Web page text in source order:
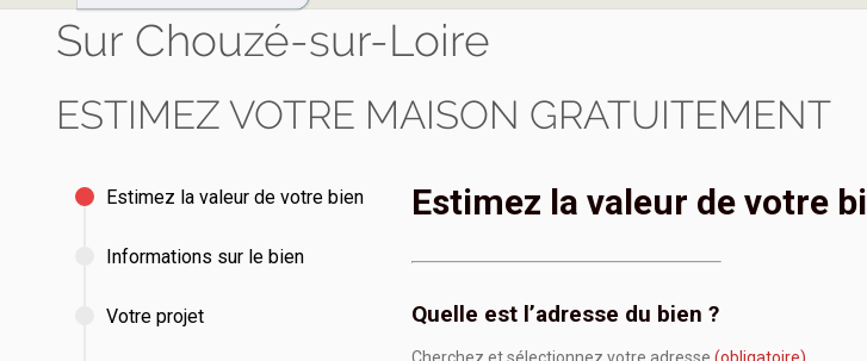
Sur Chouzé-sur-Loire
ESTIMEZ VOTRE MAISON GRATUITEMENT